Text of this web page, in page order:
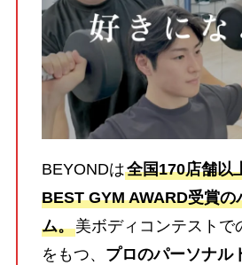
BEYONDは全国170店舗以
BEST GYM AWARD受賞の
ム。美ボディコンテストで
をもつ、 プロのパーソナル